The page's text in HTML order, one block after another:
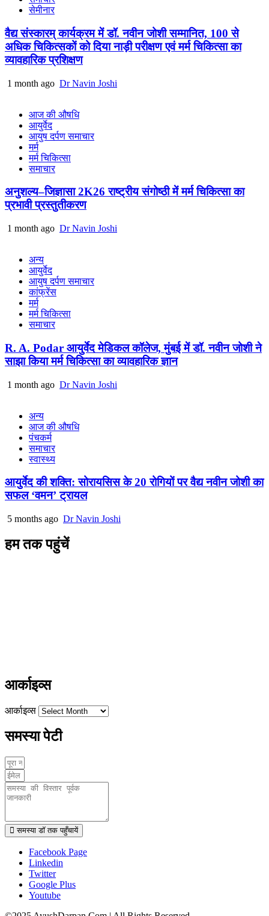
सेमीनार
वैद्य संस्कारम् कार्यक्रम में डॉ. नवीन जोशी सम्मानित, 100 से
अधिक चिकित्सकों को दिया नाड़ी परीक्षण एवं मर्म चिकित्सा का
व्यावहारिक प्रशिक्षण
1 month ago Dr Navin Joshi
आज की औषधि
आयुर्वेद
आयुष दर्पण समाचार
मर्म
मर्म चिकित्सा
समाचार
अनुशल्य–जिज्ञासा 2K26 राष्ट्रीय संगोष्ठी में मर्म चिकित्सा का
प्रभावी प्रस्तुतीकरण
1 month ago Dr Navin Joshi
अन्य
आयुर्वेद
आयुष दर्पण समाचार
कांफ्रेंस
मर्म
मर्म चिकित्सा
समाचार
R. A. Podar आयुर्वेद मेडिकल कॉलेज, मुंबई में डॉ. नवीन जोशी ने
साझा किया मर्म चिकित्सा का व्यावहारिक ज्ञान
1 month ago Dr Navin Joshi
अन्य
आज की औषधि
पंचकर्म
समाचार
स्वास्थ्य
आयुर्वेद की शक्ति: सोरायसिस के 20 रोगियों पर वैद्य नवीन जोशी का
सफल ‘वमन’ ट्रायल
5 months ago Dr Navin Joshi
हम तक पहुंचें
आर्काइव्स
आर्काइव्स
समस्या पेटी
समस्या डॉ तक पहुँचायें
Facebook Page
Linkedin
Twitter
Google Plus
Youtube